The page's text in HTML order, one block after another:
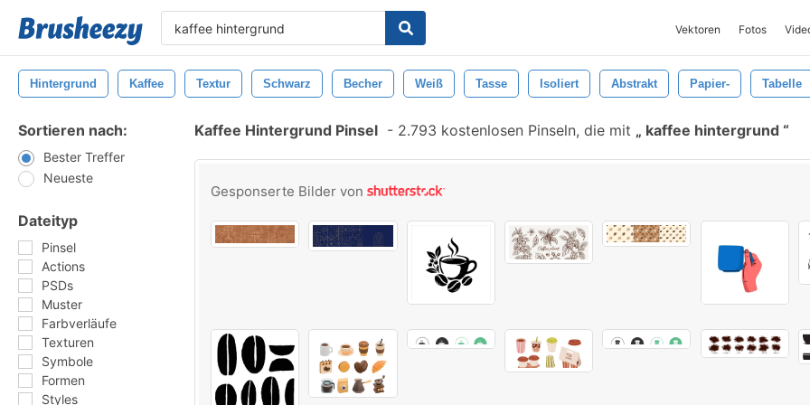
Vektoren Fotos
Hintergrund Kaffee Textur Schwarz Becher Weiß Tasse Isoliert Abstrakt Papier- Tabelle
Sortieren nach:
Bester Treffer
Neueste
Dateityp
Pinsel
Actions
PSDs
Muster
Farbverläufe
Texturen
Symbole
Formen
Styles
Kaffee Hintergrund Pinsel - 2.793 kostenlosen Pinseln, die mit kaffee hintergrund
Gesponserte Bilder von